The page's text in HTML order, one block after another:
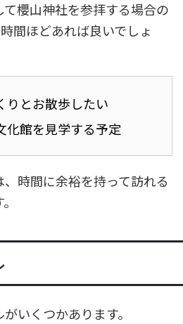
櫻山神社を参拝する場合の
間ほどあれば良いでしょ
りとお散歩したい
化館を見学する予定
、時間に余裕を持って訪れる
いくつかあります。